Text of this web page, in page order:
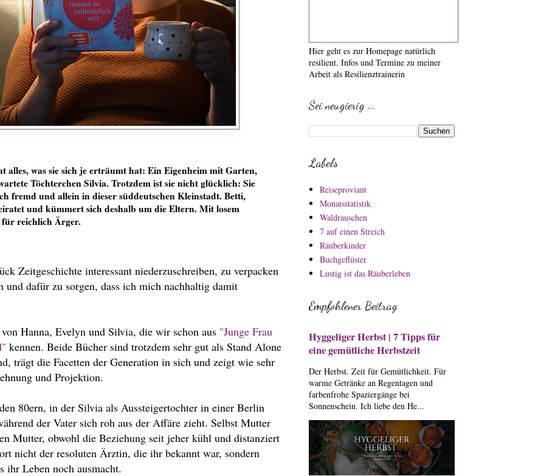
alles, was sie sich je erträumt hat: Ein Eigenheim mit Garten,
Töchterchen Silvia. Trotzdem ist sie nicht glücklich: Sie
fremd und allein in dieser süddeutschen Kleinstadt. Betti,
und kümmert sich deshalb um die Eltern. Mit losem
reichlich Ärger.
Zeitgeschichte interessant niederzuschreiben, zu verpacken
und dafür zu sorgen, dass ich mich nachhaltig damit
Hanna, Evelyn und Silvia, die wir schon aus "Junge Frau
kennen. Beide Bücher sind trotzdem sehr gut als Stand Alone
trägt die Facetten der Generation in sich und zeigt wie sehr
und Projektion.
80ern, in der Silvia als Aussteigertochter in einer Berlin
der Vater sich roh aus der Affäre zieht. Selbst Mutter
Mutter, obwohl die Beziehung seit jeher kühl und distanziert
nicht der resoluten Ärztin, die ihr bekannt war, sondern
ihr Leben noch ausmacht.
Hier geht es zur Homepage natürlich
resilient. Infos und Termine zu meiner
Arbeit als Resilienztrainerin
Sei neugierig ...
Labels
Reiseproviant
Monatsstatistik
Waldrauschen
7 auf einen Streich
Räuberkinder
Buchgeflüster
Lustig ist das Räuberleben
Empfohlener Beitrag
Hyggeliger Herbst | 7 Tipps für
eine gemütliche Herbstzeit
Der Herbst. Zeit für Gemütlichkeit. Für
warme Getränke an Regentagen und
farbenfrohe Spaziergänge bei
Sonnenschein. Ich liebe den He...